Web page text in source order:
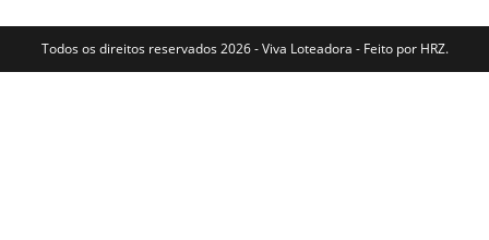
Todos os direitos reservados 2026 - Viva Loteadora - Feito por HRZ.